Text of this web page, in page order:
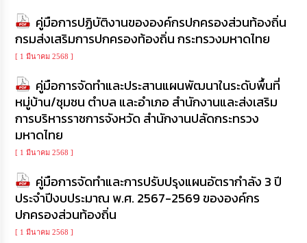
มาตรการ
ส่ง
เสริม
คุณธรรม
และ
ความ
โปร่งใส
ร้อง
เรียน
ร้อง
ทุกข์
e-
Service
คู่มือการปฏิบัติงานขององค์กรปกครองส่วนท้องถิ่น
กรมส่งเสริมการปกครองท้องถิ่น กระทรวงมหาดไทย
[ 1 มีนาคม 2568 ]
คู่มือการจัดทำและประสานแผนพัฒนาในระดับพื้นที่
หมู่บ้าน/ชุมชน ตำบล และอำเภอ สำนักงานและส่งเสริม
การบริหารราชการจังหวัด สำนักงานปลัดกระทรวง
มหาดไทย
[ 1 มีนาคม 2568 ]
คู่มือการจัดทำและการปรับปรุงแผนอัตรากำลัง 3 ปี
ประจำปีงบประมาณ พ.ศ. 2567-2569 ขององค์กร
ปกครองส่วนท้องถิ่น
[ 1 มีนาคม 2568 ]